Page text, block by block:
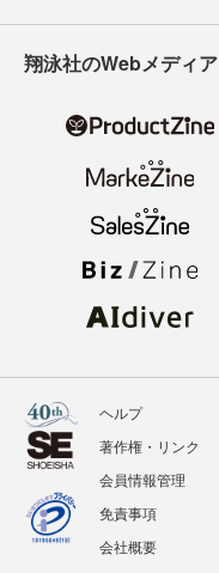
翔泳社のWebメディア
ヘルプ
著作権・リンク
会員情報管理
免責事項
会社概要